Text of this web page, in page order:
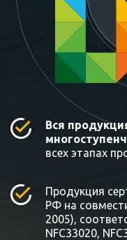
Вся
всех этапах
Продукция
РФ на
2005),
NFC33020,